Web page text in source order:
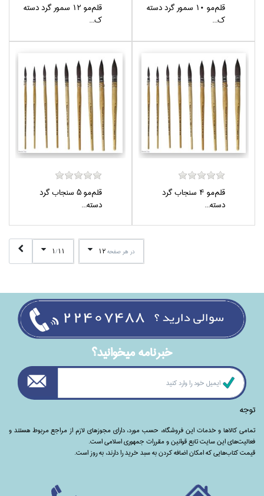
قلم‌مو 10 سمور گرد دسته
ك...
قلم‌مو 12 سمور گرد دسته
ك...
قلم‌مو 4 سنجاب گرد
دسته...
قلم‌مو 5 سنجاب گرد
دسته...
در هر صفحه12
1/11
خبرنامه ميخوانيد؟
توجه
تمامی‌ کالاها و خدمات این فروشگاه، حسب مورد،‌ دارای مجوزهای لازم از مراجع مربوط هستند ‌و‌‌
فعالیت‌های این سایت تابع قوانین و مقررات جمهوری اسلامی است.
قیمت کتاب‌هایی که امکان اضافه کردن به سبد خرید را دارند،‌ به روز است.